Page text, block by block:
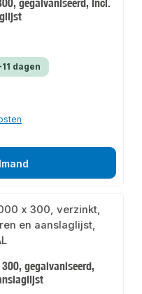
gegalvaniseerd, incl.
dagen
gegalvaniseerd,